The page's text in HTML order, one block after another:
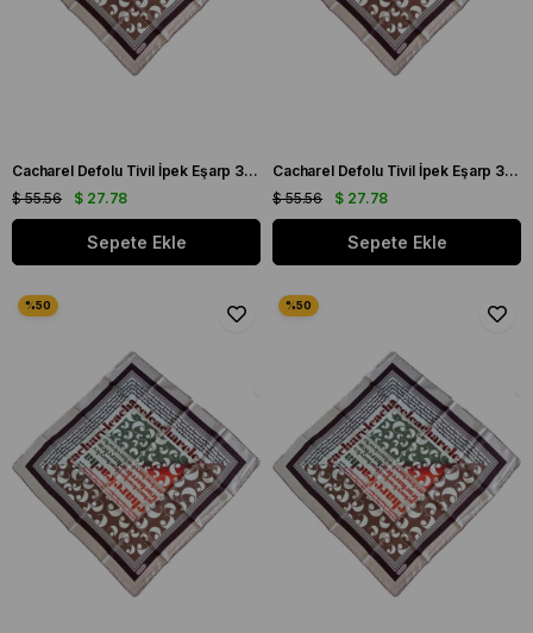
Cacharel Defolu Tivil İpek Eşarp 36969 Pudra Karışık Desen
$ 27.78
$ 55.56
Sepete Ekle
Cacharel Defolu Tivil İpek Eşarp 36970 Pudra Karışık Desen
$ 27.78
$ 55.56
Sepete Ekle